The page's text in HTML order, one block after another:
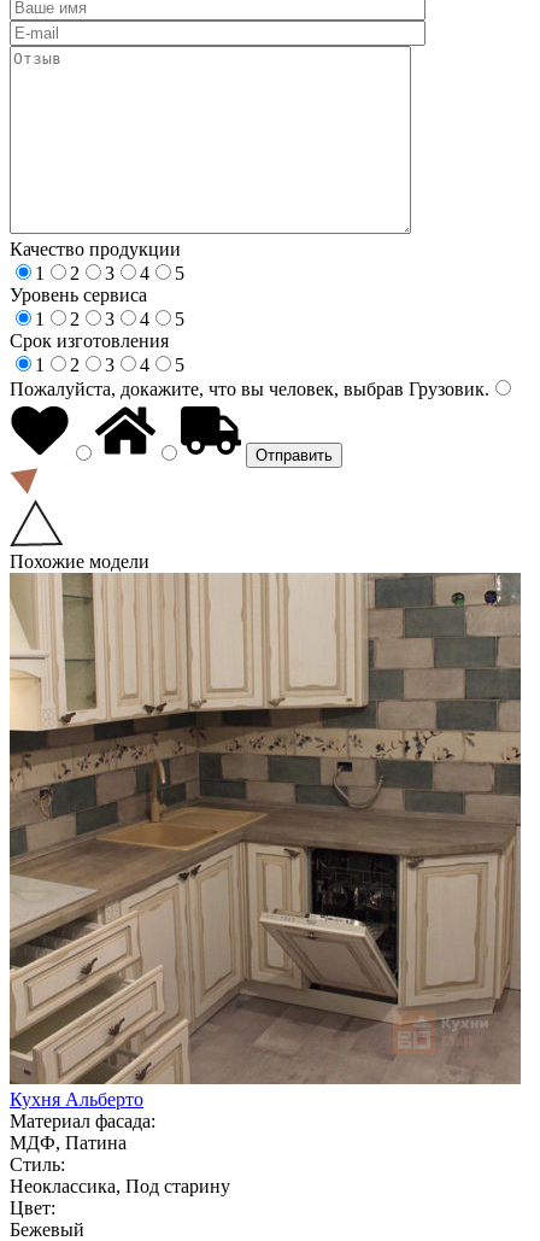
Качество продукции
1
2 3 4
5
Уровень сервиса
1
2 3 4
5
Срок изготовления
1
2 3 4
5
Пожалуйста, докажите, что вы человек, выбрав Грузовик.
Похожие модели
Кухня Альберто
Материал фасада:
МДФ, Патина
Стиль:
Неоклассика, Под старину
Цвет:
Бежевый